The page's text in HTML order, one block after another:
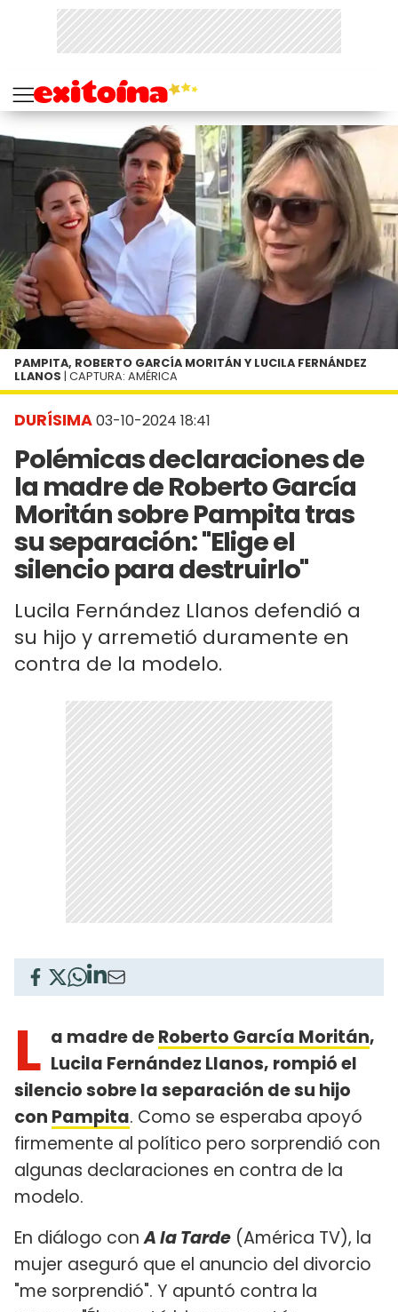
DURÍSIMA03-10-2024 18:41
Polémicas declaraciones de
la madre de Roberto García
Moritán sobre Pampita tras
su separación: "Elige el
silencio para destruirlo"
Lucila Fernández Llanos defendió a
su hijo y arremetió duramente en
contra de la modelo.
PAMPITA, ROBERTO GARCÍA MORITÁN Y LUCILA FERNÁNDEZ
LLANOS | CAPTURA: AMÉRICA
L a madre deRoberto García Moritán,
Lucila Fernández Llanos, rompió el
silencio sobre la separación de su hijo
con Pampita. Como se esperaba apoyó
firmemente al político pero sorprendió con
algunas declaraciones en contra de la
modelo.
En diálogo conA la Tarde (América TV), la
mujer aseguró que el anuncio del divorcio
"me sorprendió". Y apuntó contra la